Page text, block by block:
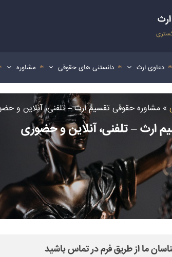
دعاوی ارث دانستنی های حقوقی مشاوره
»مشاوره حقوقی تقسیم ارث – تلفنی، آنلاین و
ارث – تلفنی، آنلاین و حضوری
ما از طریق فرم در تماس باشید